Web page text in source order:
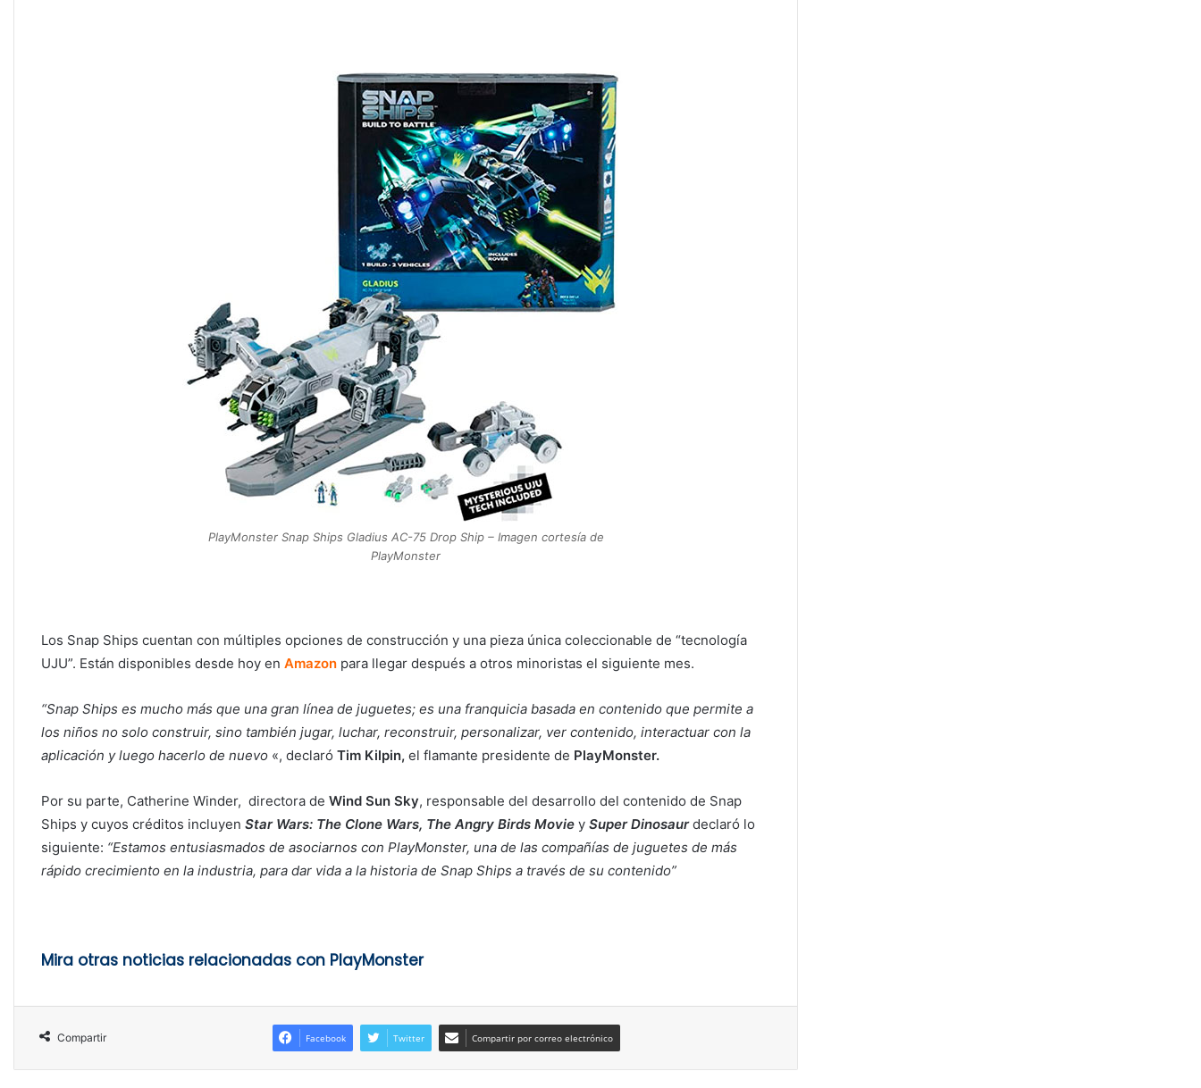
PlayMonster Snap Ships Gladius AC-75 Drop Ship – Imagen cortesía de
PlayMonster
Los Snap Ships cuentan con múltiples opciones de construcción y una pieza única coleccionable de “tecnología
UJU”. Están disponibles desde hoy en Amazon para llegar después a otros minoristas el siguiente mes.
“Snap Ships es mucho más que una gran línea de juguetes; es una franquicia basada en contenido que permite a
los niños no solo construir, sino también jugar, luchar, reconstruir, personalizar, ver contenido, interactuar con la
aplicación y luego hacerlo de nuevo «, declaró Tim Kilpin, el flamante presidente de PlayMonster.
Por su parte, Catherine Winder, directora de Wind Sun Sky, responsable del desarrollo del contenido de Snap
Ships y cuyos créditos incluyen Star Wars: The Clone Wars, The Angry Birds Movie y Super Dinosaurdeclaró lo
siguiente: “Estamos entusiasmados de asociarnos con PlayMonster, una de las compañías de juguetes de más
rápido crecimiento en la industria, para dar vida a la historia de Snap Ships a través de su contenido”
Mira otras noticias relacionadas con PlayMonster
Compartir Facebook Twitter Compartir por correo electrónico